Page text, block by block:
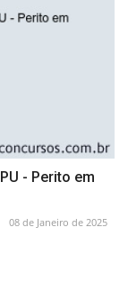
- Perito em
08 de Janeiro de 2025